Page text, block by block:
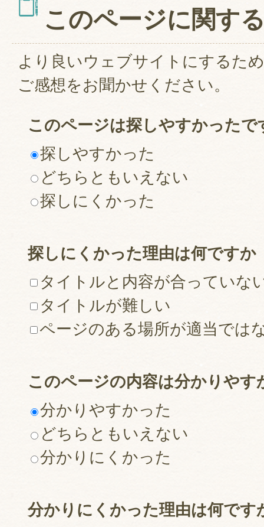
このページに関す
より良いウェブサイトにするた
ご感想をお聞かせください。
このページは探しやすかったで
探しやすかった
どちらともいえない
探しにくかった
探しにくかった理由は何ですか
タイトルと内容が合っていな
タイトルが難しい
ページのある場所が適当では
このページの内容は分かりやす
分かりやすかった
どちらともいえない
分かりにくかった
分かりにくかった理由は何です